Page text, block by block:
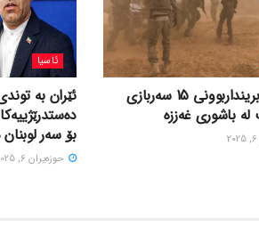
کوژران و برینداربوونی 15 سەربازی
لە باشوری غەززە
ئاسیا
ئێران بە
بۆ سەر
حوزه‌یران 6, 2025